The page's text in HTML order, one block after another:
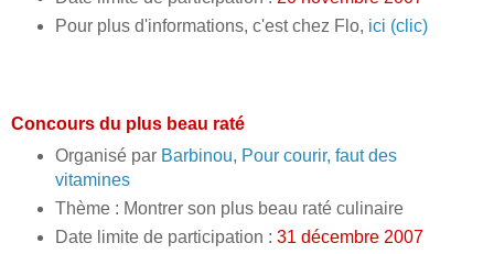
Pour plus d'informations, c'est chez Flo, ici (clic)
Concours du plus beau raté
Organisé par Barbinou, Pour courir, faut des
vitamines
Thème : Montrer son plus beau raté culinaire
Date limite de participation : 31 décembre 2007